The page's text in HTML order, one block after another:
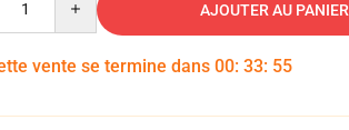
AJOUTER AU PANIER
vente se termine dans 00: 33: 54